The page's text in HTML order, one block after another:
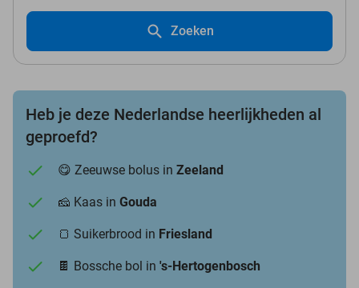
Zoeken
Heb je deze Nederlandse heerlijkheden al
geproefd?
😋 Zeeuwse bolus in Zeeland
🧀 Kaas in Gouda
🍞 Suikerbrood in Friesland
🍫 Bossche bol in 's-Hertogenbosch